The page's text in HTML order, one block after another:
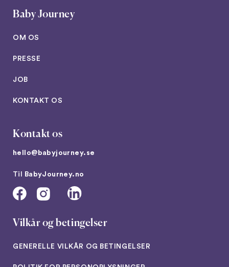
Baby Journey
OM OS
PRESSE
JOB
KONTAKT OS
Kontakt os
hello@babyjourney.se
Til BabyJourney.no
Vilkår og betingelser
GENERELLE VILKÅR OG BETINGELSER